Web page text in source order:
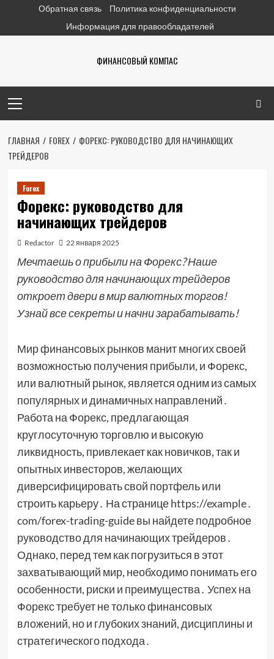
содержимому
Обратная связь
Политика конфиденциальности
Информация для правообладателей
ФИНАНСОВЫЙ КОМПАС
меню
ГЛАВНАЯ FOREX
ФОРЕКС: РУКОВОДСТВО ДЛЯ НАЧИНАЮЩИХ
ТРЕЙДЕРОВ
Forex
Форекс: руководство для
начинающих трейдеров
Redactor 22 января 2025
Мечтаешь о прибыли на Форекс? Наше
руководство для начинающих трейдеров
откроет двери в мир валютных торгов!
Узнай все секреты и начни зарабатывать!
Мир финансовых рынков манит многих своей
возможностью получения прибыли, и Форекс,
или валютный рынок, является одним из самых
популярных и динамичных направлений․
Работа на Форекс, предлагающая
круглосуточную торговлю и высокую
ликвидность, привлекает как новичков, так и
опытных инвесторов, желающих
диверсифицировать свой портфель или
строить карьеру․ На странице https://example․
com/forex-trading-guide вы найдете подробное
руководство для начинающих трейдеров․
Однако, перед тем как погрузиться в этот
захватывающий мир, необходимо понимать его
особенности, риски и преимущества․ Успех на
Форекс требует не только финансовых
вложений, но и глубоких знаний, дисциплины и
стратегического подхода․